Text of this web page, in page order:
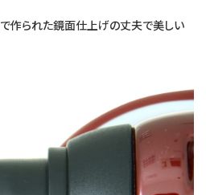
で作られた鏡面仕上げの丈夫で美しい